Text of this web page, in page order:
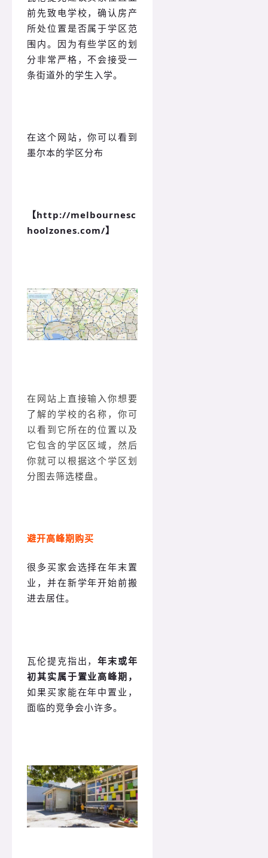
前先致电学校，确认房产
所处位置是否属于学区范
围内。因为有些学区的划
分非常严格，不会接受一
条街道外的学生入学。
在这个网站，你可以看到
墨尔本的学区分布
【http://melbournesc
hoolzones.com/】
在网站上直接输入你想要
了解的学校的名称，你可
以看到它所在的位置以及
它包含的学区区域，然后
你就可以根据这个学区划
分图去筛选楼盘。
避开高峰期购买
很多买家会选择在年末置
业，并在新学年开始前搬
进去居住。
瓦伦提克指出，年末或年
初其实属于置业高峰期，
如果买家能在年中置业，
面临的竞争会小许多。